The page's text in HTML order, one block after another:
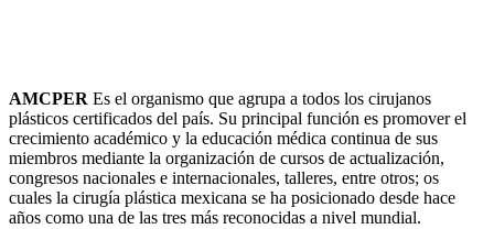
AMCPER Es el organismo que agrupa a todos los cirujanos
plásticos certificados del país. Su principal función es promover el
crecimiento académico y la educación médica continua de sus
miembros mediante la organización de cursos de actualización,
congresos nacionales e internacionales, talleres, entre otros; os
cuales la cirugía plástica mexicana se ha posicionado desde hace
años como una de las tres más reconocidas a nivel mundial.